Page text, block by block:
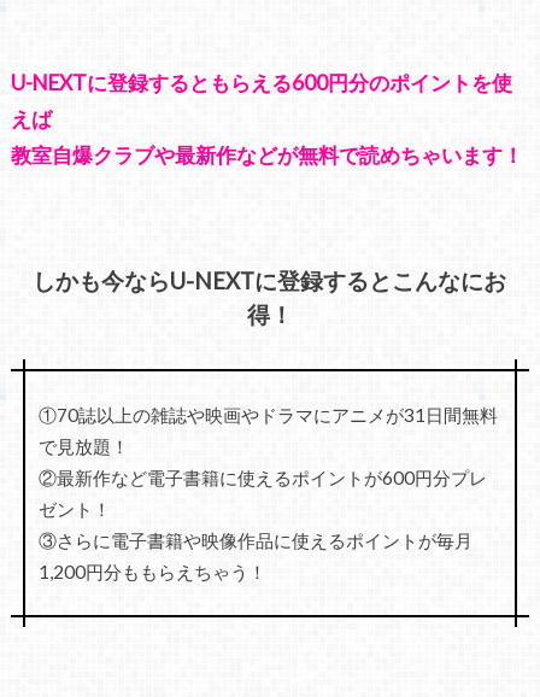
U-NEXTに登録するともらえる600円分のポイントを使
えば
教室自爆クラブや最新作などが無料で読めちゃいます！
しかも今ならU-NEXTに登録するとこんなにお
得！
①70誌以上の雑誌や映画やドラマにアニメが31日間無料
で見放題！
②最新作など電子書籍に使えるポイントが600円分プレ
ゼント！
③さらに電子書籍や映像作品に使えるポイントが毎月
1,200円分ももらえちゃう！